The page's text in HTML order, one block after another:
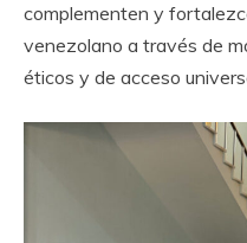
complementen y
venezolano a través de
éticos y de acceso